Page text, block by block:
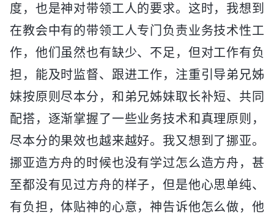
度，也是神对带领工人的要求。这时，我想到
在教会中有的带领工人专门负责业务技术性工
作，他们虽然也有缺少、不足，但对工作有负
担，能及时监督、跟进工作，注重引导弟兄姊
妹按原则尽本分，和弟兄姊妹取长补短、共同
配搭，逐渐掌握了一些业务技术和真理原则，
尽本分的果效也越来越好。我又想到了挪亚。
挪亚造方舟的时候也没有学过怎么造方舟，甚
至都没有见过方舟的样子，但是他心思单纯、
有负担，体贴神的心意，神告诉他怎么做，他